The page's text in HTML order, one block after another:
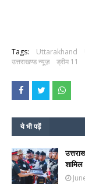
Tags: Uttarakhand
उत्तराखण्ड न्यूज़
ड्रीम 11
ये भी पढ़ें
शामिल